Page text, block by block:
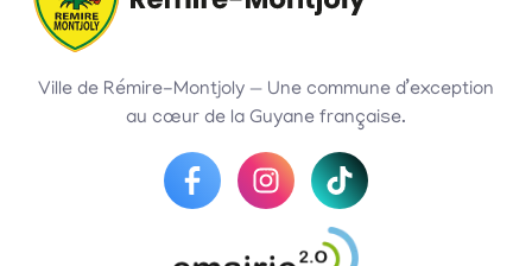
Ville de Rémire-Montjoly — Une commune d’exception
au cœur de la Guyane française.